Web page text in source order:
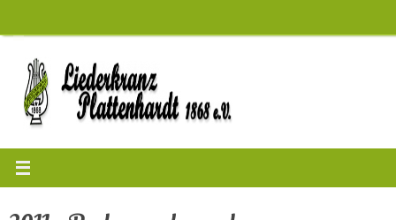
Inhalt
springen